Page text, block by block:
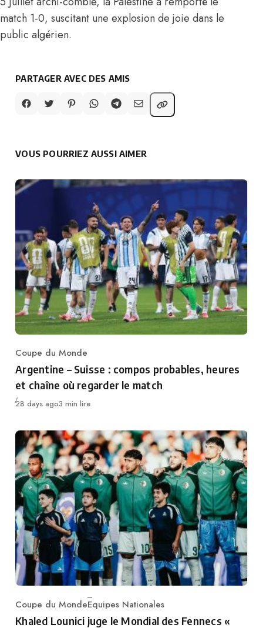
match 1-0, suscitant une explosion de joie dans le
public algérien.
PARTAGER AVEC DES AMIS
VOUS POURRIEZ AUSSI AIMER
Category
Coupe du Monde
Argentine – Suisse : compos probables, heures
et chaîne où regarder le match
Publié
28 days ago3 min lire
Category
Coupe du MondeEquipes Nationales
Khaled Lounici juge le Mondial des Fennecs «